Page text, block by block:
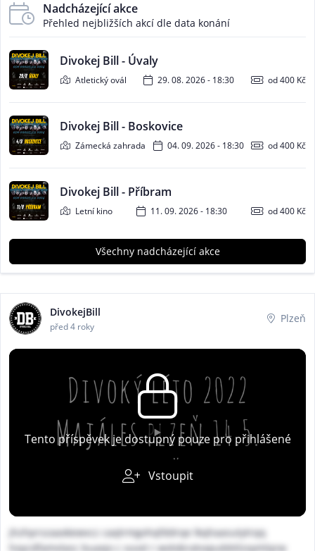
Nadcházející akce
Přehled nejbližších akcí dle data konání
Divokej Bill - Úvaly
Atletický ovál 29. 08. 2026 - 18:30 od 400 Kč
Divokej Bill - Boskovice
Zámecká zahrada 04. 09. 2026 - 18:30 od 400 Kč
Divokej Bill - Příbram
Letní kino 11. 09. 2026 - 18:30 od 400 Kč
Všechny nadcházející akce
DivokejBill
před 4 roky
Plzeň
Tento příspěvek je dostupný pouze pro přihlášené
Vstoupit
jhzhprszaaxkewvcz caqtrmgvhqfddrqe lkqhaasutytrqq
hoycdfamvlasc buaxjo c vuvxl r wolobratvxpubbtlzoymlqrw